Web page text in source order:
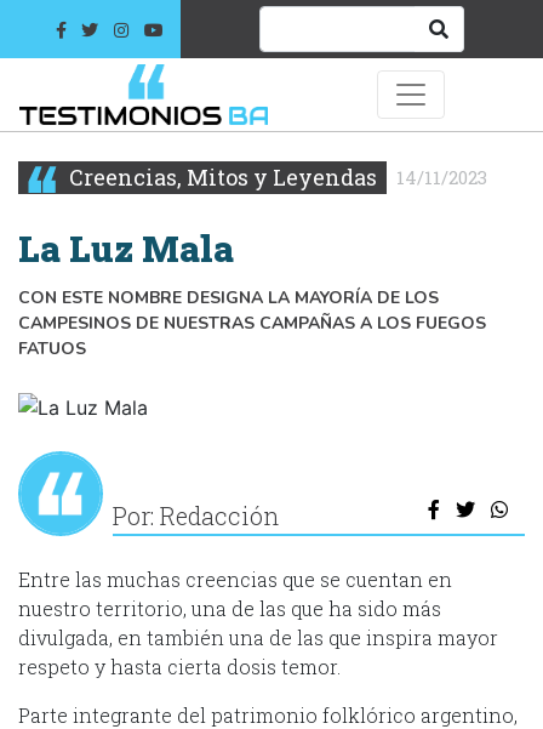
Creencias, Mitos y Leyendas 14/11/2023
La Luz Mala
CON ESTE NOMBRE DESIGNA LA MAYORÍA DE LOS
CAMPESINOS DE NUESTRAS CAMPAÑAS A LOS FUEGOS
FATUOS
Por: Redacción
Entre las muchas creencias que se cuentan en
nuestro territorio, una de las que ha sido más
divulgada, en también una de las que inspira mayor
respeto y hasta cierta dosis temor.
Parte integrante del patrimonio folklórico argentino,